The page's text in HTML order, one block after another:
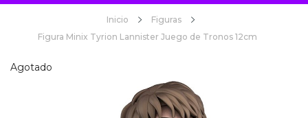
Inicio
Figuras
Figura Minix Tyrion Lannister Juego de Tronos 12cm
Agotado